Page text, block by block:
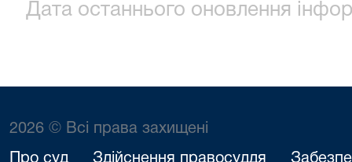
Дата останнього оновлення
2026 © Всі права захищені
Про суд Здійснення правосуддя